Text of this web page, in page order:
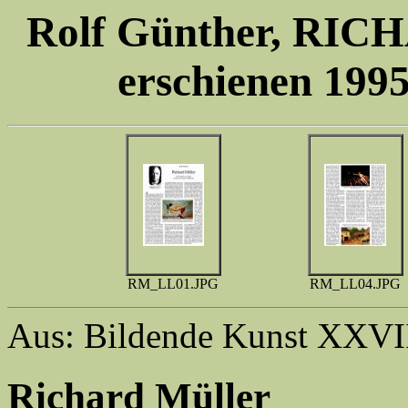
Rolf Günther,
erschienen
RM_LL01.JPG RM_LL04.JPG
Aus: Bildende Kunst
Richard Müller